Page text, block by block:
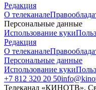
Редакция
О телеканале
Персональные данные
Использование куки
Редакция
О телеканале
Персональные данные
Использование куки
+7 812 320 20 50
Телеканал «КИНОТВ».